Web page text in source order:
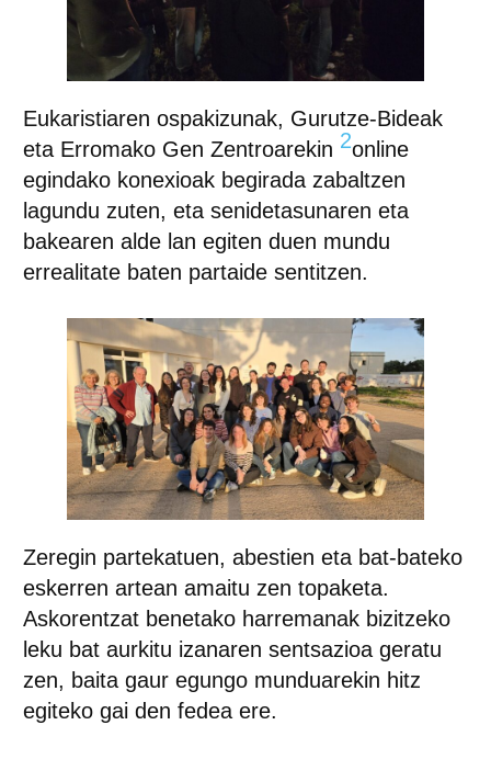
Eukaristiaren ospakizunak, Gurutze-Bideak
eta Erromako Gen Zentroarekin 2online
egindako konexioak begirada zabaltzen
lagundu zuten, eta senidetasunaren eta
bakearen alde lan egiten duen mundu
errealitate baten partaide sentitzen.
Zeregin partekatuen, abestien eta bat-bateko
eskerren artean amaitu zen topaketa.
Askorentzat benetako harremanak bizitzeko
leku bat aurkitu izanaren sentsazioa geratu
zen, baita gaur egungo munduarekin hitz
egiteko gai den fedea ere.